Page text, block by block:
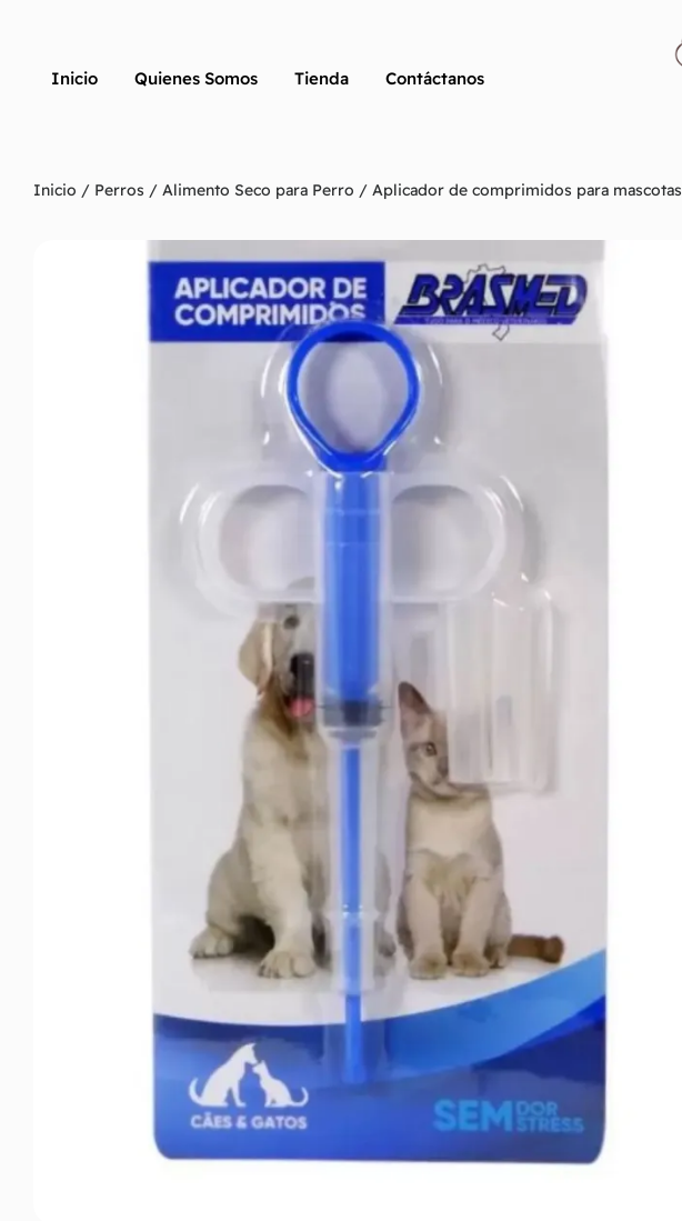
Inicio Quienes Somos Tienda Contáctanos
Inicio / Perros / Alimento Seco para Perro / Aplicador de comprimidos para mascotas